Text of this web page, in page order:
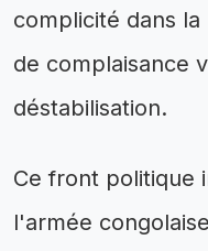
complicité dans
de complaisance
déstabilisation.
Ce front politique
l'armée